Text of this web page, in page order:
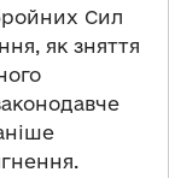
Сил
як зняття